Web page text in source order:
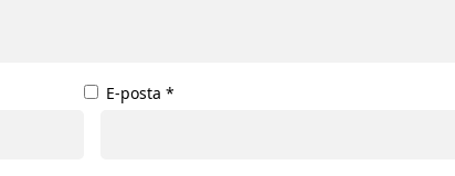
E-posta *